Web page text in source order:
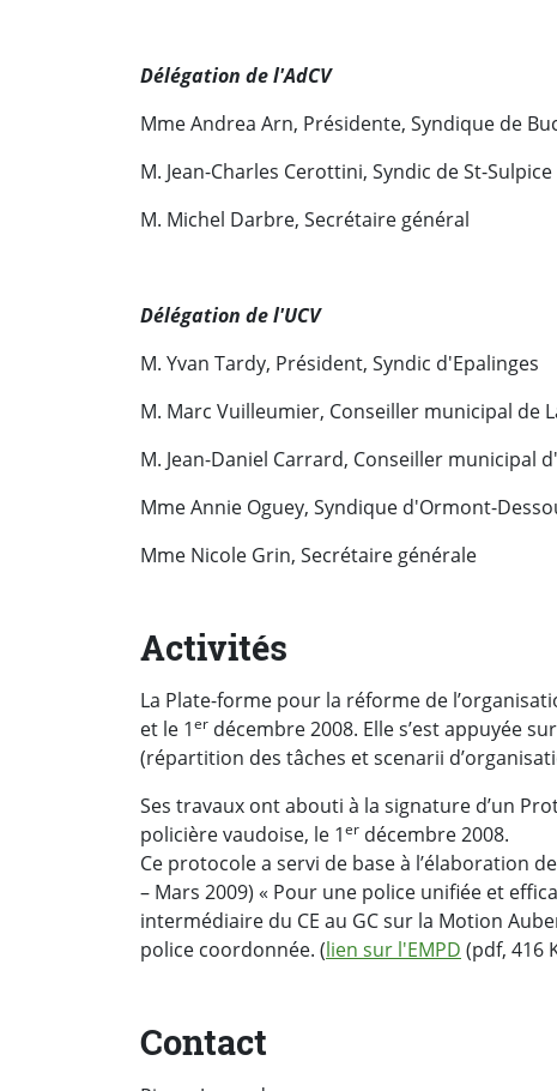
Délégation de l'AdCV
Mme Andrea Arn, Présidente, Syndique de
M. Jean-Charles Cerottini, Syndic de St-Sulpice
M. Michel Darbre, Secrétaire général
Délégation de l'UCV
M. Yvan Tardy, Président, Syndic d'Epalinges
M. Marc Vuilleumier, Conseiller municipal de
M. Jean-Daniel Carrard, Conseiller municipal
Mme Annie Oguey, Syndique d'Ormont-
Mme Nicole Grin, Secrétaire générale
Activités
La Plate-forme pour la réforme de
et le 1er décembre 2008. Elle s’est appuyée
(répartition des tâches et scenarii
Ses travaux ont abouti à la signature d’un
policière vaudoise, le 1er décembre 2008.
Ce protocole a servi de base à l’élaboration
– Mars 2009) « Pour une police unifiée et
intermédiaire du CE au GC sur la Motion
police coordonnée. (lien sur l'EMPD (pdf, 416
Contact